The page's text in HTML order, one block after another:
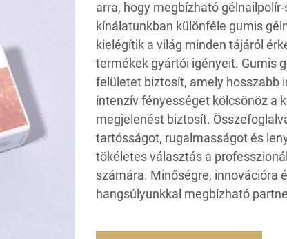
arra, hogy megbízható
kínálatunkban különféle gumis
kielégítik a világ minden tájáról
termékek gyártói igényeit. Gumis
felületet biztosít, amely hosszabb
intenzív fényességet kölcsönöz a
megjelenést biztosít.
tartósságot, rugalmasságot és
tökéletes választás a
számára. Minőségre, innovációra
hangsúlyunkkal megbízható